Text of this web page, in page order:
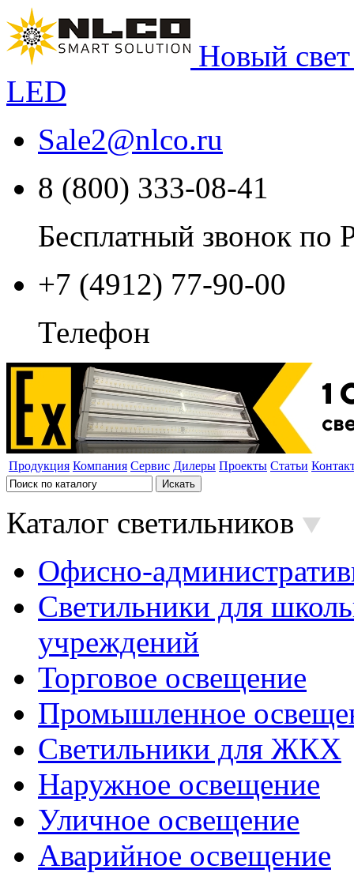
Новый
LED
Sale2@nlco.ru
8 (800) 333-08-41
Бесплатный звонок по
+7 (4912) 77-90-00
Телефон
Продукция Компания Сервис Дилеры Проекты Статьи
Каталог светильников
Офисно-
Светильники для
учреждений
Торговое освещение
Промышленное
Светильники для ЖКХ
Наружное освещение
Уличное освещение
Аварийное освещение